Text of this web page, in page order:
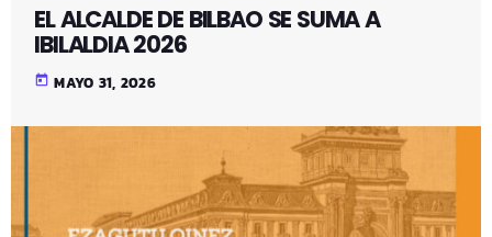
EL ALCALDE DE BILBAO SE SUMA A
IBILALDIA 2026
today MAYO 31, 2026